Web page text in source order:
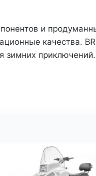
и
качества.
зимних приключений.